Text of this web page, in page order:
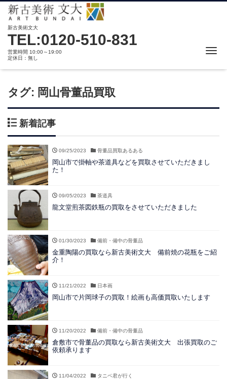
新古美術文大
TEL:0120-510-831
営業時間 10:00～19:00
定休日：無し
タグ: 岡山骨董品買取
新着記事
09/25/2023 骨董品買取あるある
岡山市で掛軸や茶道具などを買取させていただきまし
た！
09/05/2023 茶道具
龍文堂煎茶図鉄瓶の買取をさせていただきました
01/30/2023 備前・備中の骨董品
金重陶陽の買取なら新古美術文大 備前焼の花瓶をご紹
介！
11/21/2022 日本画
岡山市で片岡球子の買取！絵画も高価買取いたします
11/20/2022 備前・備中の骨董品
倉敷市で骨董品の買取なら新古美術文大 出張買取のご
依頼承ります
11/04/2022 タニベ君が行く